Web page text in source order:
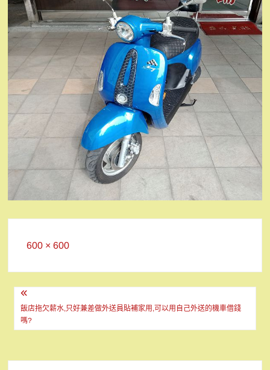
Full
600 × 600
文
章
導
覽
飯店拖欠薪水,只好兼差做外送員貼補家用,可以用自己外送的機車借錢
嗎?